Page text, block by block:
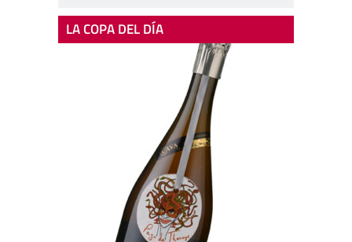
LA COPA DEL DÍA